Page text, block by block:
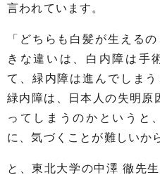
言われています。
「どちらも白髪が生える
きな違いは、白内障は手
て、緑内障は進んでしま
緑内障は、日本人の失明原
ってしまうのかというと
に、気づくことが難しいか
と、東北大学の中澤 徹先